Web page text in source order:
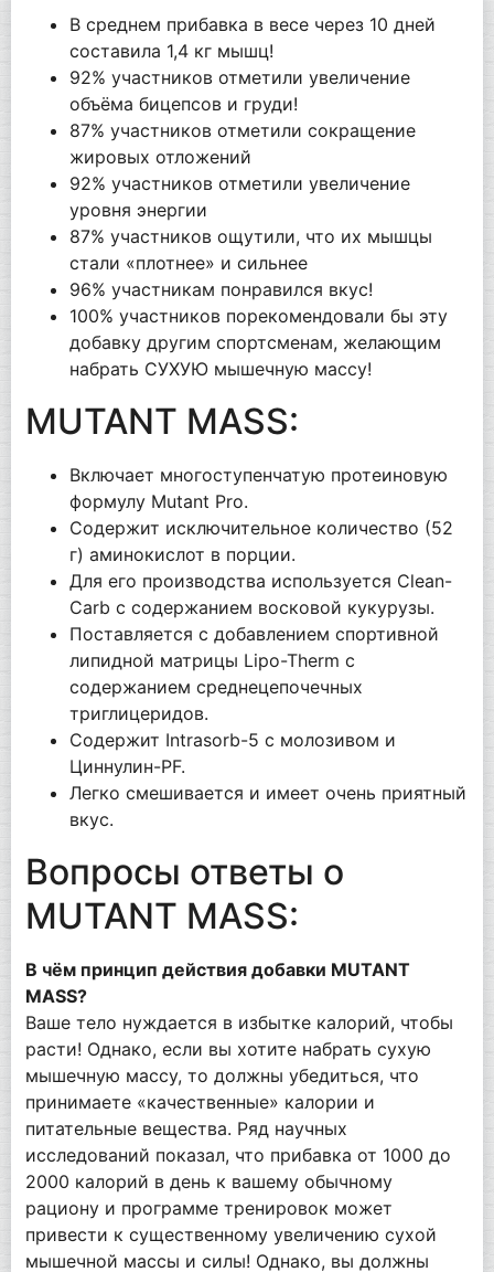
В среднем прибавка в весе через 10 дней
составила 1,4 кг мышц!
92% участников отметили увеличение
объёма бицепсов и груди!
87% участников отметили сокращение
жировых отложений
92% участников отметили увеличение
уровня энергии
87% участников ощутили, что их мышцы
стали «плотнее» и сильнее
96% участникам понравился вкус!
100% участников порекомендовали бы эту
добавку другим спортсменам, желающим
набрать СУХУЮ мышечную массу!
MUTANT MASS:
Включает многоступенчатую протеиновую
формулу Mutant Pro.
Содержит исключительное количество (52
г) аминокислот в порции.
Для его производства используется Clean-
Carb с содержанием восковой кукурузы.
Поставляется с добавлением спортивной
липидной матрицы Lipo-Therm с
содержанием среднецепочечных
триглицеридов.
Содержит Intrasorb-5 с молозивом и
Циннулин-PF.
Легко смешивается и имеет очень приятный
вкус.
Вопросы ответы о
MUTANT MASS:
В чём принцип действия добавки MUTANT
MASS?
Ваше тело нуждается в избытке калорий, чтобы
расти! Однако, если вы хотите набрать сухую
мышечную массу, то должны убедиться, что
принимаете «качественные» калории и
питательные вещества. Ряд научных
исследований показал, что прибавка от 1000 до
2000 калорий в день к вашему обычному
рациону и программе тренировок может
привести к существенному увеличению сухой
мышечной массы и силы! Однако, вы должны